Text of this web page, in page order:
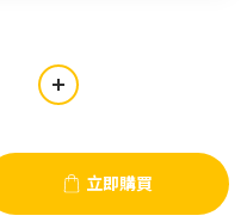
立即購買